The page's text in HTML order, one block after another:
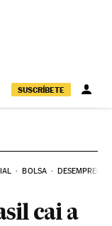
SUSCRÍBETE
BOLSA DESEMPREGO
cai a